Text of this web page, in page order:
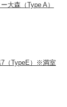
大森（Type A）
7（TypeE）※満室